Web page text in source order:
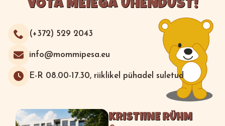
VÕTA MEIEGA ÜHENDUST!
(+372) 529 2043
info@mommipesa.eu
E-R 08.00-17.30, riiklikel pühadel suletud
KRISTIINE RÜHM